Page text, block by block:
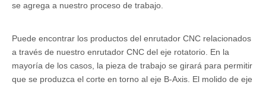
se agrega a nuestro proceso de trabajo.
Puede encontrar los productos del enrutador CNC relacionados
a través de nuestro enrutador CNC del eje rotatorio. En la
mayoría de los casos, la pieza de trabajo se girará para permitir
que se produzca el corte en torno al eje B-Axis. El molido de eje